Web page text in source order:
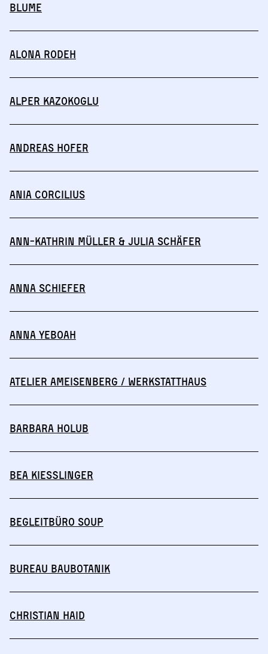
BLUME
Alona Rodeh
Alper Kazokoglu
Andreas Hofer
Ania Corcilius
Ann-Kathrin Müller & Julia Schäfer
Anna Schiefer
Anna Yeboah
Atelier Ameisenberg / Werkstatthaus
Barbara Holub
Bea Kießlinger
Begleitbüro SOUP
BUREAU BAUBOTANIK
Christian Haid